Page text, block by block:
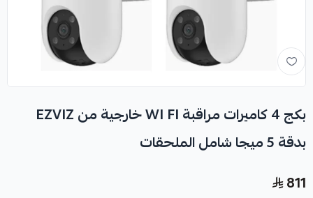
بكج 4 كاميرات مراقبة WI FI خارجية من EZVIZ
بدقة 5 ميجا شامل الملحقات
811